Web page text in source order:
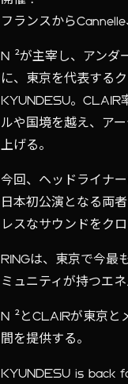
フランスから
N ²が主宰し、アンダ
に、東京を代表する
KYUNDESU。CLAIR
ルや国境を越え、ア
上げる。
今回、ヘッドライナ
日本初公演となる両
レスなサウンドをク
RINGは、東京で今最
ミュニティが持つエ
N ²とCLAIRが東京と
間を提供する。
KYUNDESU is